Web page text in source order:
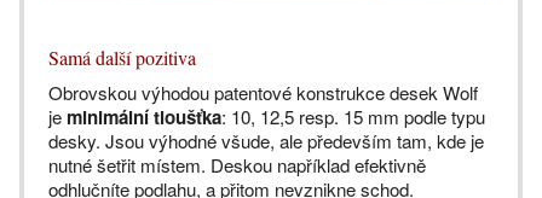
Samá další pozitiva
Obrovskou výhodou patentové konstrukce desek Wolf
je minimální tloušťka: 10, 12,5 resp. 15 mm podle typu
desky. Jsou výhodné všude, ale především tam, kde je
nutné šetřit místem. Deskou například efektivně
odhlučníte podlahu, a přitom nevznikne schod.